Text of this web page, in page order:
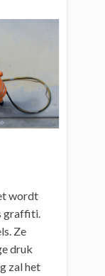
wordt
graffiti.
Ze
druk
zal het